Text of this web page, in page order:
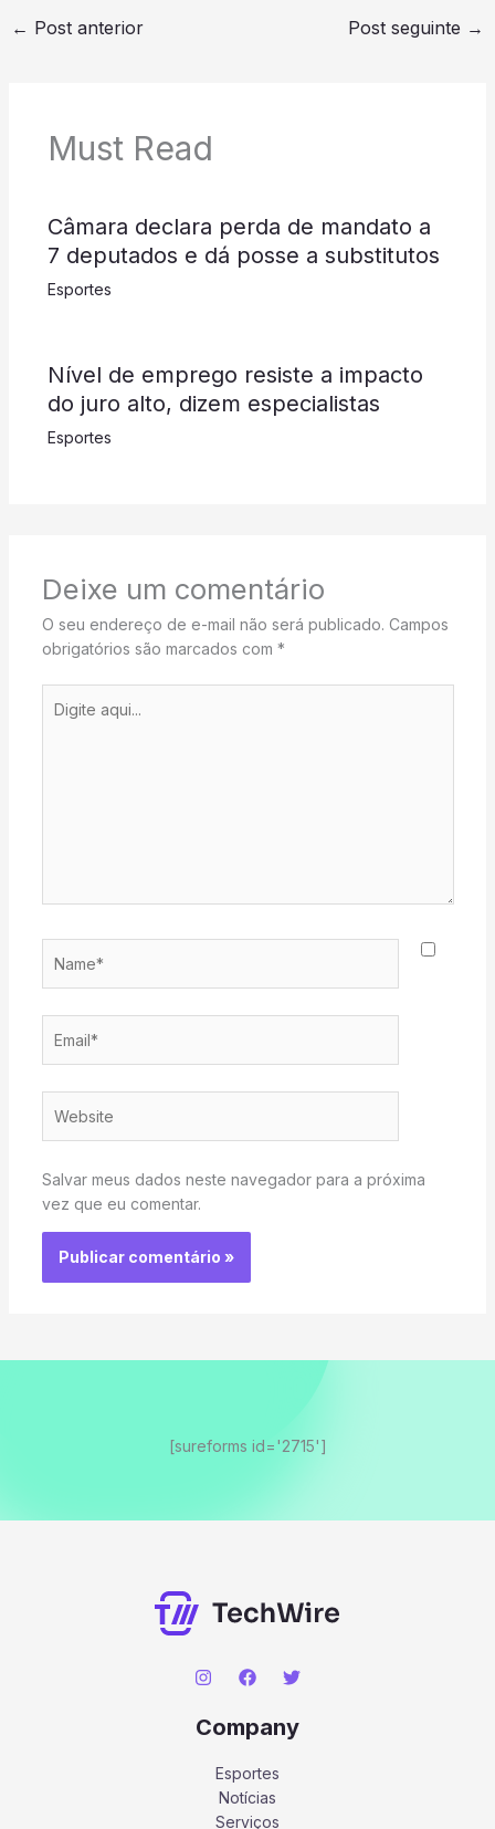
← Post anterior Post seguinte →
Must Read
Câmara declara perda de mandato a
7 deputados e dá posse a substitutos
Esportes
Nível de emprego resiste a impacto
do juro alto, dizem especialistas
Esportes
Deixe um comentário
O seu endereço de e-mail não será publicado. Campos
obrigatórios são marcados com *
aqui...
Salvar meus dados neste navegador para a próxima
vez que eu comentar.
[sureforms id='2715']
Company
Esportes
Notícias
Serviços